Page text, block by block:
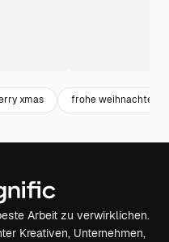
xmas frohe weihnachten
Arbeit zu verwirklichen.
Kreativen, Unternehmen,